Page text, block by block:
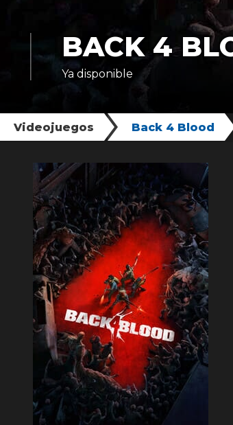
BACK 4
Ya disponible
Videojuegos Back 4 Blood